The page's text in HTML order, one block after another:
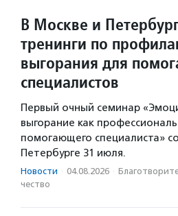
В Москве и
тренинги по
выгорания для
специалистов
Первый очный семинар
выгорание как
помогающего специалиста»
Петербурге 31 июля.
Новости · 04.08.2026 ·
чест­во